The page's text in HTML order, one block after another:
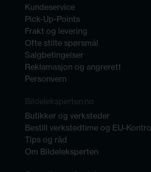
Kundeservice
Pick-Up-Points
Frakt og levering
Ofte stilte spørsmål
Salgbetingelser
Reklamasjon og angrerett
Personvern
Bildeleksperten.no
Butikker og verksteder
Bestill verkstedtime og EU-
Tips og råd
Om Bildeleksperten